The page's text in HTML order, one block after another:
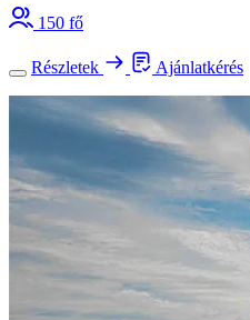
150 fő
Részletek Ajánlatkérés